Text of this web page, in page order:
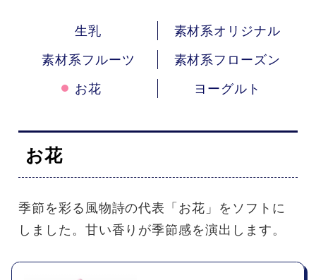
生乳
素材系オリジナル
素材系フルーツ
素材系フローズン
お花
ヨーグルト
お花
季節を彩る風物詩の代表「お花」をソフトに
しました。甘い香りが季節感を演出します。